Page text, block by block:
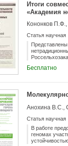
Итоги
«Академия
годы по
Кононков
Статья научная
растений,
Бесплатно
Анохина В.С.,
Статья научная
В работе
геномах